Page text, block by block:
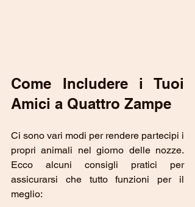
Come Includere i Tuoi
Amici a Quattro Zampe
Ci sono vari modi per rendere partecipi i
propri animali nel giorno delle nozze.
Ecco alcuni consigli pratici per
assicurarsi che tutto funzioni per il
meglio: